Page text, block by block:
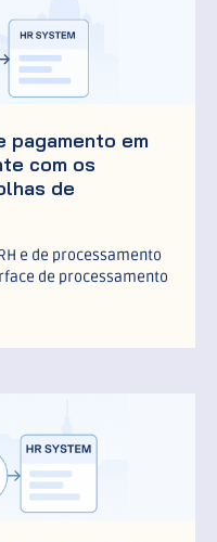
pagamento em
com os
de
e de processamento
de processamento